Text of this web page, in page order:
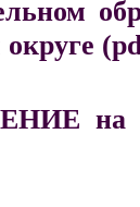
округе
на